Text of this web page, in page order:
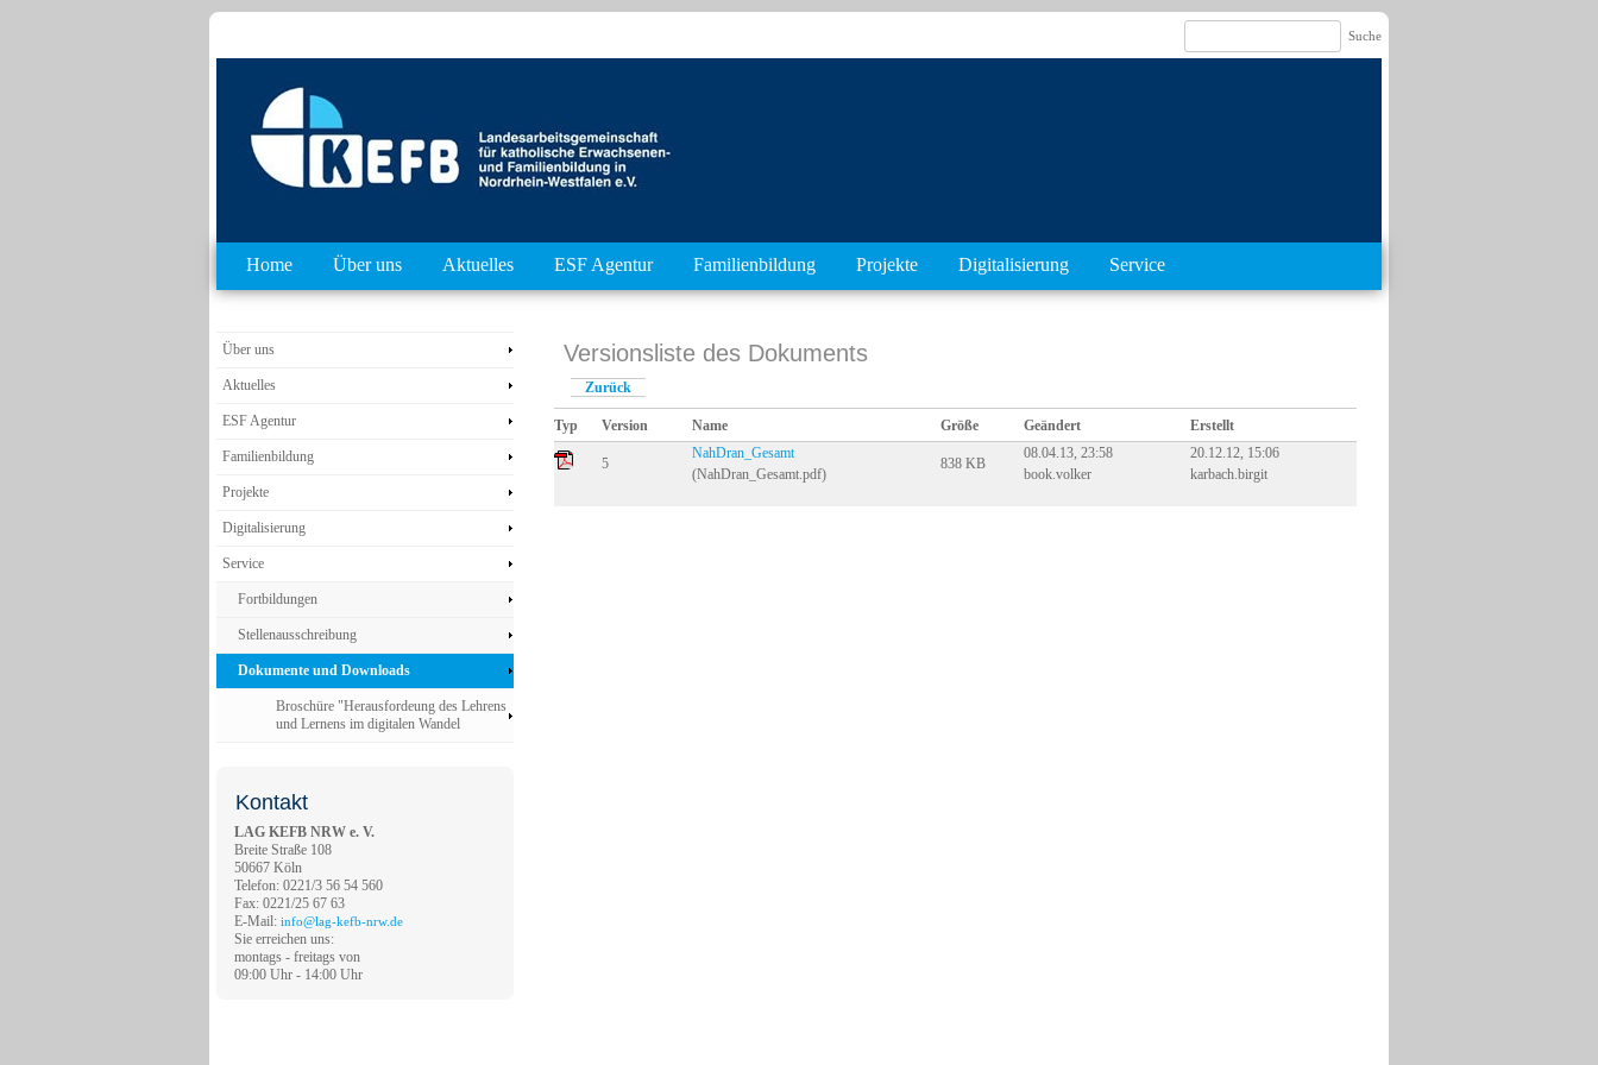
Home Über uns Aktuelles ESF Agentur Familienbildung Projekte Digitalisierung Service
Über uns
Aktuelles
ESF Agentur
Familienbildung
Projekte
Digitalisierung
Service
Fortbildungen
Stellenausschreibung
Dokumente und Downloads
Broschüre "Herausfordeung des Lehrens
und Lernens im digitalen Wandel
Kontakt
LAG KEFB NRW e. V.
Breite Straße 108
50667 Köln
Telefon: 0221/3 56 54 560
Fax: 0221/25 67 63
E-Mail: info@lag-kefb-nrw.de
Sie erreichen uns:
montags - freitags von
09:00 Uhr - 14:00 Uhr
Versionsliste des Dokuments
Zurück
Typ Version Name Größe Geändert Erstellt
5
NahDran_Gesamt
(NahDran_Gesamt.pdf)
838 KB
08.04.13, 23:58
book.volker
20.12.12, 15:06
karbach.birgit